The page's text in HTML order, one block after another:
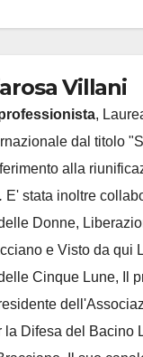
Villani
,
dal titolo
alla
E' stata inoltre
Donne,
e Visto da qui
Cinque Lune, Il
dell'
la Difesa del Bacino